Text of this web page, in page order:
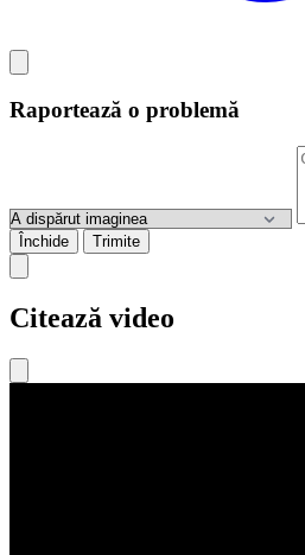
Raportează o problemă
Închide Trimite
Citează video